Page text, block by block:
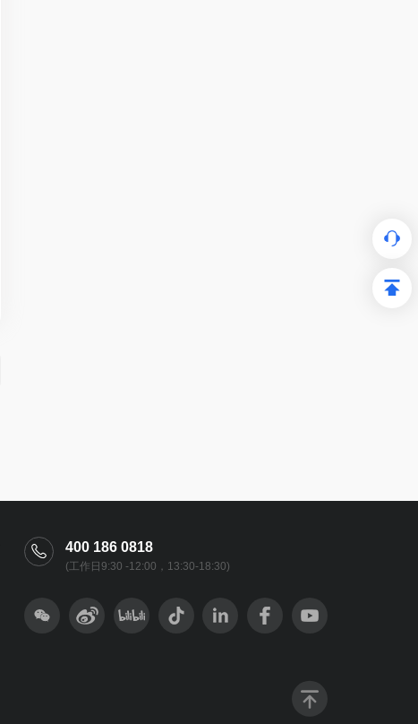
400 186 0818
(工作日9:30 -12:00，13:30-18:30)